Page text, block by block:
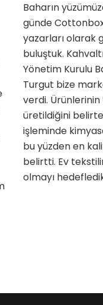
Baharın
günde
yazarları olarak
buluştuk.
Yönetim Kurulu
Turgut bize
verdi.
üretildiğini
işleminde
bu yüzden en
belirtti. Ev
olmayı